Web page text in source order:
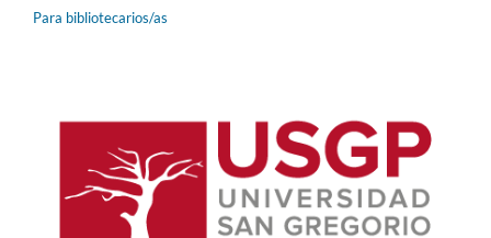
Para bibliotecarios/as